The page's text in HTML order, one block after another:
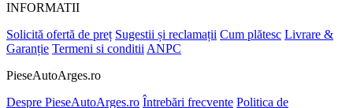
INFORMATII
Solicită ofertă de preț Sugestii și reclamații Cum plătesc Livrare &
Garanție Termeni si conditii ANPC
PieseAutoArges.ro
Despre PieseAutoArges.ro Întrebări frecvente Politica de